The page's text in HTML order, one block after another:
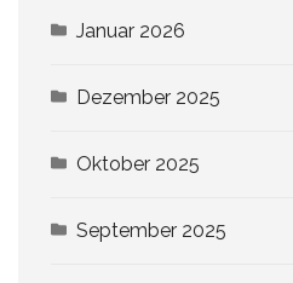
Januar 2026
Dezember 2025
Oktober 2025
September 2025